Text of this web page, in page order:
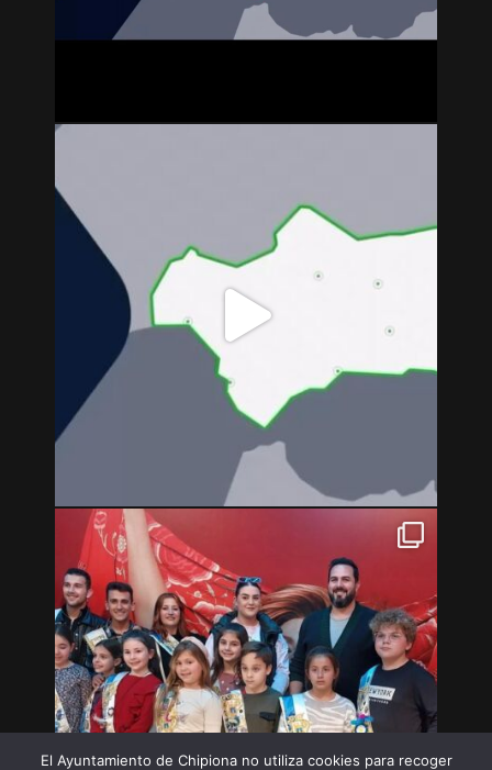
El Ayuntamiento de Chipiona no utiliza cookies para recoger